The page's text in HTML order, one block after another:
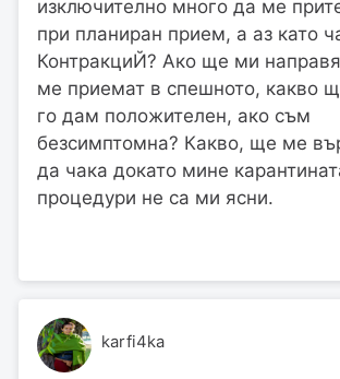
изключително много да ме
при планиран прием, а аз като
КонтракциЙ? Ако ще ми
ме приемат в спешното, какво
го дам положителен, ако съм
безсимптомна? Какво, ще ме
да чака докато мине
процедури не са ми ясни.
karfi4ka